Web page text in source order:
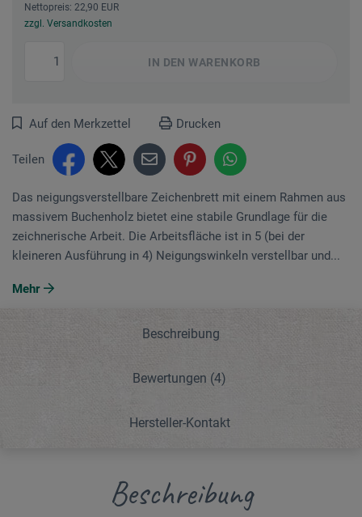
Nettopreis: 22,90 EUR
zzgl. Versandkosten
IN DEN WARENKORB
Auf den Merkzettel Drucken
Teilen
Das neigungsverstellbare Zeichenbrett mit einem Rahmen aus
massivem Buchenholz bietet eine stabile Grundlage für die
zeichnerische Arbeit. Die Arbeitsfläche ist in 5 (bei der
kleineren Ausführung in 4) Neigungswinkeln verstellbar und...
Mehr
Beschreibung
Bewertungen (4)
Hersteller-Kontakt
Beschreibung